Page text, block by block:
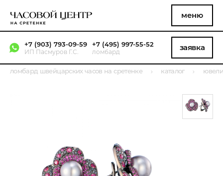
меню
+7 (903) 793-09-59
ИП Пасмуров Г.С.
+7 (495) 997-55-52
ломбард заявка
ломбард швейцарских часов на сретенке каталог